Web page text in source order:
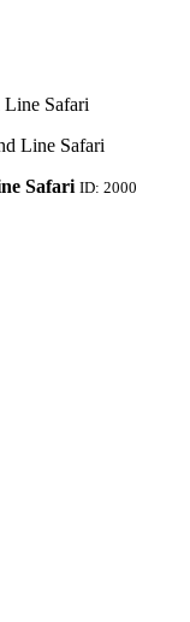
Safari
Safari ID: 2000